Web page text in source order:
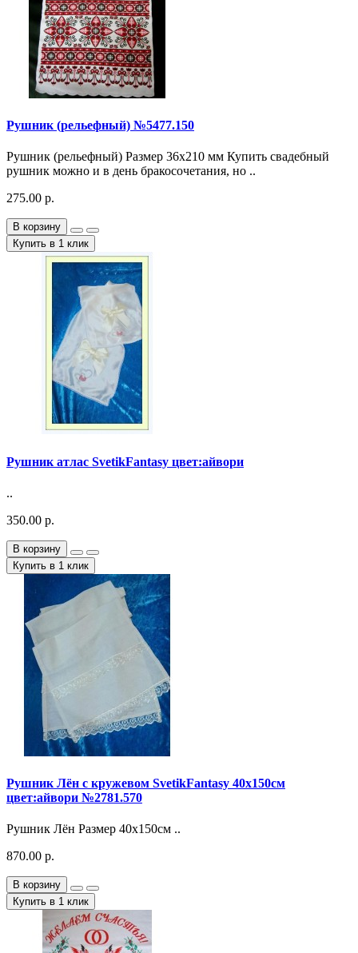
Рушник (рельефный) №5477.150
Рушник (рельефный) Размер 36х210 мм Купить свадебный
рушник можно и в день бракосочетания, но ..
275.00 р.
В корзину
Купить в 1 клик
Рушник атлас SvetikFantasy цвет:айвори
..
350.00 р.
В корзину
Купить в 1 клик
Рушник Лён с кружевом SvetikFantasy 40х150см
цвет:айвори №2781.570
Рушник Лён Размер 40х150см ..
870.00 р.
В корзину
Купить в 1 клик